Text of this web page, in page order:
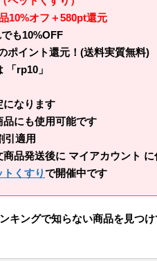
10%オフ＋580pt還元
も10%OFF
ポイント還元！(送料実質無料)
「rp10」
になります
品にも使用可能です
引適用
商品発送後に マイアカウント
トくすりで開催中です
キングで知らない商品を見つけ